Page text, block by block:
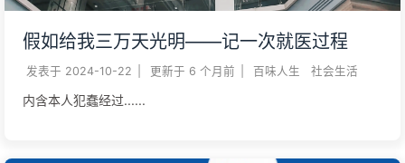
假如给我三万天光明——记一次就医过程
发表于 2024-10-22 更新于 6 个月前 百味人生 社会生活
内含本人犯蠢经过......